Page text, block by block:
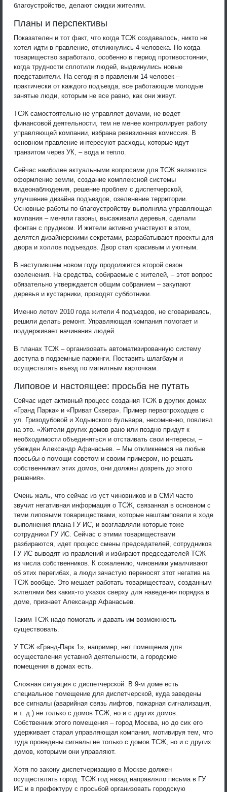
благоустройстве, делают скидки жителям.
Планы и перспективы
Показателен и тот факт, что когда ТСЖ создавалось, никто не
хотел идти в правление, откликнулись 4 человека. Но когда
товарищество заработало, особенно в период противостояния,
когда трудности сплотили людей, выдвинулись новые
представители. На сегодня в правлении 14 человек –
практически от каждого подъезда, все работающие молодые
занятые люди, которым не все равно, как они живут.
ТСЖ самостоятельно не управляет домами, не ведет
финансовой деятельности, тем не менее контролирует работу
управляющей компании, избрана ревизионная комиссия. В
основном правление интересуют расходы, которые идут
транзитом через УК, – вода и тепло.
Сейчас наиболее актуальными вопросами для ТСЖ являются
оформление земли, создание комплексной системы
видеонаблюдения, решение проблем с диспетчерской,
улучшение дизайна подъездов, озеленение территории.
Основные работы по благоустройству выполняла управляющая
компания – меняли газоны, высаживали деревья, сделали
фонтан с прудиком. И жители активно участвуют в этом,
делятся дизайнерскими секретами, разрабатывают проекты для
двора и холлов подъездов. Двор стал красивым и уютным.
В наступившем новом году продолжится второй сезон
озеленения. На средства, собираемые с жителей, – этот вопрос
обязательно утверждается общим собранием – закупают
деревья и кустарники, проводят субботники.
Именно летом 2010 года жители 4 подъездов, не сговариваясь,
решили делать ремонт. Управляющая компания помогает и
поддерживает начинания людей.
В планах ТСЖ – организовать автоматизированную систему
доступа в подземные паркинги. Поставить шлагбаум и
осуществлять въезд по магнитным карточкам.
Липовое и настоящее: просьба не путать
Сейчас идет активный процесс создания ТСЖ в других домах
«Гранд Парка» и «Приват Сквера». Пример первопроходцев с
ул. Гризодубовой и Ходынского бульвара, несомненно, повлиял
на это. «Жители других домов рано или поздно придут к
необходимости объединяться и отстаивать свои интересы, –
убежден Александр Афанасьев. – Мы откликнемся на любые
просьбы о помощи советом и своим примером, но решать
собственникам этих домов, они должны дозреть до этого
решения».
Очень жаль, что сейчас из уст чиновников и в СМИ часто
звучит негативная информация о ТСЖ, связанная в основном с
теми липовыми товариществами, которые наштамповали в ходе
выполнения плана ГУ ИС, и возглавляли которые тоже
сотрудники ГУ ИС. Сейчас с этими товариществами
разбираются, идет процесс смены председателей, сотрудников
ГУ ИС выводят из правлений и избирают председателей ТСЖ
из числа собственников. К сожалению, чиновники умалчивают
об этих перегибах, а люди зачастую переносят этот негатив на
ТСЖ вообще. Это мешает работать товариществам, созданным
жителями без каких-то указок сверху для наведения порядка в
доме, признает Александр Афанасьев.
Таким ТСЖ надо помогать и давать им возможность
существовать.
У ТСЖ «Гранд-Парк 1», например, нет помещения для
осуществления уставной деятельности, а городские
помещения в домах есть.
Сложная ситуация с диспетчерской. В 9-м доме есть
специальное помещение для диспетчерской, куда заведены
все сигналы (аварийная связь лифтов, пожарная сигнализация,
и т. д.) не только с домов ТСЖ, но и с других домов.
Собственник этого помещения – город Москва, но до сих его
удерживает старая управляющая компания, мотивируя тем, что
туда проведены сигналы не только с домов ТСЖ, но и с других
домов, которыми они управляют.
Хотя по закону диспетчеризацию в Москве должен
осуществлять город. ТСЖ год назад направляло письма в ГУ
ИС и в префектуру с просьбой организовать городскую